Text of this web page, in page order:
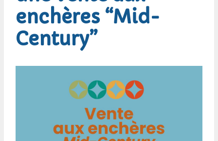
enchères “Mid-
Century”